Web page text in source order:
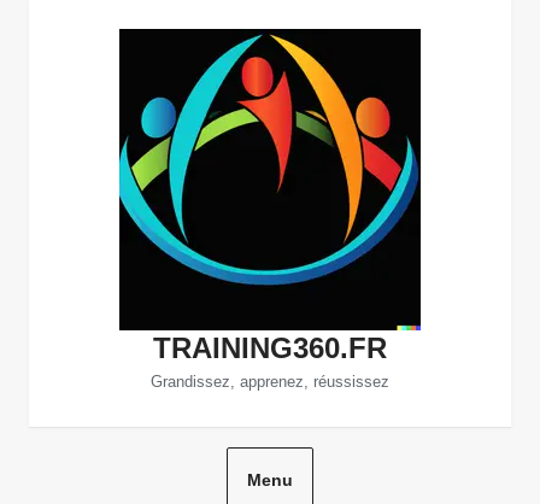
TRAINING360.FR
Grandissez, apprenez, réussissez
Menu